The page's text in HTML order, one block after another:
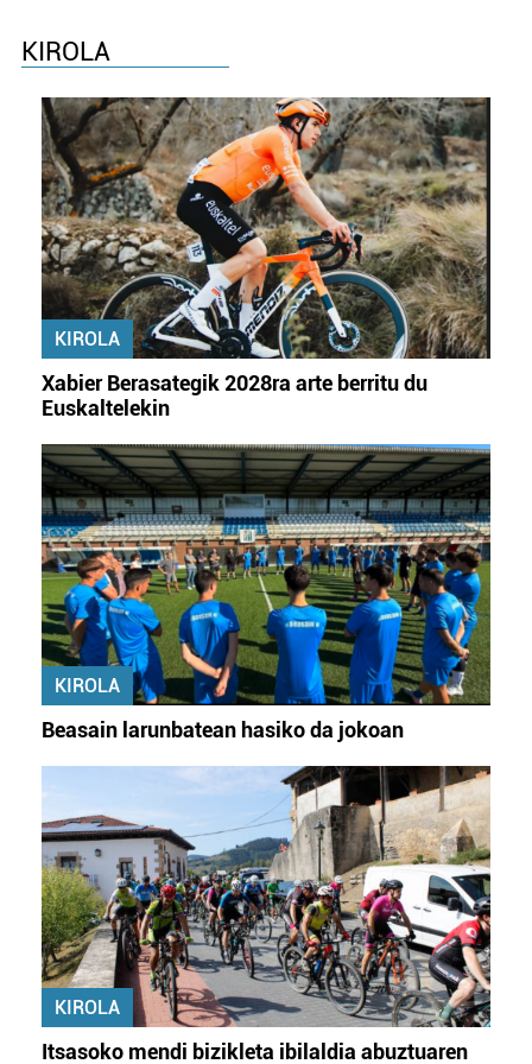
Webgune honek cookie propioak eta hirugarrenen cookie-
fitxategiak erabiltzen ditu. Zure esperientzia eta
zerbitzuak hobetzeko asmoz, cookie teknologiaz
baliatzen gara. Ohar hau onartuz gero, teknologia hori
erabiltzeko baimen esplizitua ematen diguzu.Gehiago
irakurri
KIROLA
KIROLA
Xabier Berasategik 2028ra arte berritu du
Euskaltelekin
KIROLA
Beasain larunbatean hasiko da jokoan
KIROLA
Itsasoko mendi bizikleta ibilaldia abuztuaren